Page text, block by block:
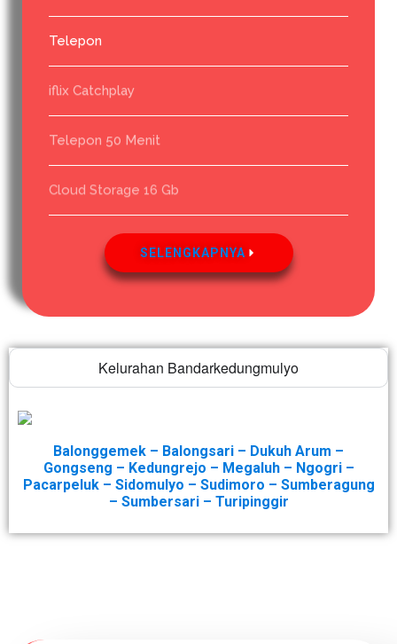
Telepon
iflix Catchplay
Telepon 50 Menit
Cloud Storage 16 Gb
SELENGKAPNYA
Kelurahan Bandarkedungmulyo
Balonggemek – Balongsari – Dukuh Arum –
Gongseng – Kedungrejo – Megaluh – Ngogri –
Pacarpeluk – Sidomulyo – Sudimoro – Sumberagung
– Sumbersari – Turipinggir